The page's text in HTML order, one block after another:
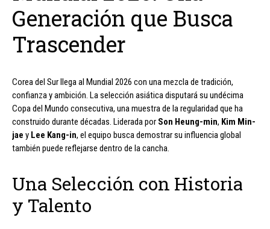
Generación que Busca
Trascender
Corea del Sur llega al Mundial 2026 con una mezcla de tradición,
confianza y ambición. La selección asiática disputará su undécima
Copa del Mundo consecutiva, una muestra de la regularidad que ha
construido durante décadas. Liderada por Son Heung-min, Kim Min-
jae y Lee Kang-in, el equipo busca demostrar su influencia global
también puede reflejarse dentro de la cancha.
Una Selección con Historia
y Talento